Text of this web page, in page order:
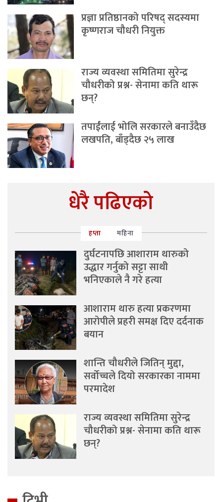
प्रज्ञा प्रतिष्ठानको परिषद् सदस्यमा
कृष्णराज चौधरी नियुक्त
राज्य व्यवस्था समितिमा सुरेन्द्र
चौधरीको प्रश्न- सेनामा कति थारू
छन्?
तपाईंलाई भोलि सरकारले बनाउँदैछ
लखपति, बाँड्दैछ २५ लाख
धेरै पढिएको
हप्ता महिना
दुर्घटनापछि आशाराम थारुको
उद्धार गर्नुको सट्टा साथी
भनिएकाले नै गरे हत्या
आशाराम थारु हत्या प्रकरणमा
आरोपीले प्रहरी समक्ष दिए दर्दनाक
बयान
शान्ति चौधरीले जितिन् मुद्दा,
सर्वोच्चले दियो सरकारका नाममा
परमादेश
राज्य व्यवस्था समितिमा सुरेन्द्र
चौधरीको प्रश्न- सेनामा कति थारू
छन्?